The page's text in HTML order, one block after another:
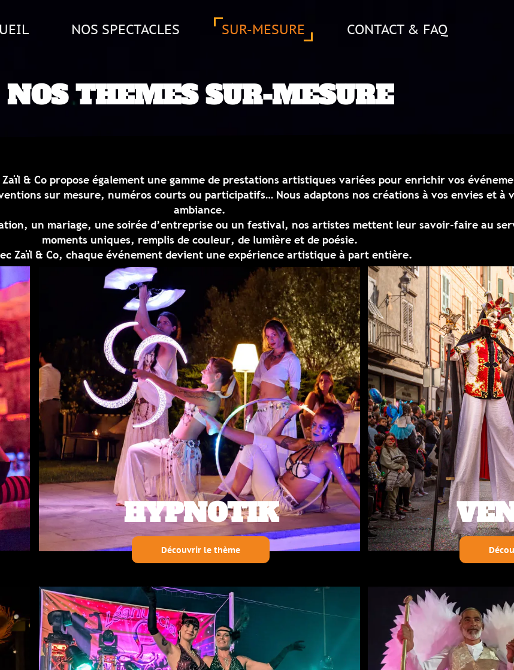
SPECTACLES SUR-MESURE CONTACT & FAQ
SUR-MESURE
également unegamme de prestations artistiques variéespour enrichir vos événements.
numéros courts ou participatifs… Nous adaptons nos créations à vos envies et à votre
une soirée d’entreprise ou un festival, nos artistesmettent leur savoir-faire au service de
, remplis de couleur, de lumière et de poésie.
événement devient une expérience artistique à part entière.
HYPNOTIK VENITIEN
Découvrir le thème Découvrir le thème